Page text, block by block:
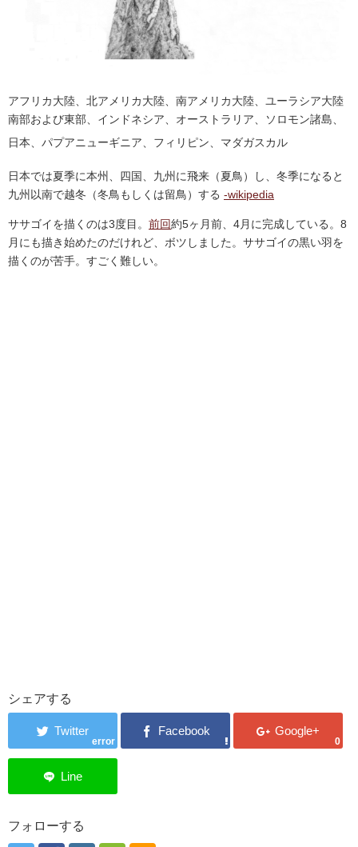
アフリカ大陸、北アメリカ大陸、南アメリカ大陸、ユーラシア大陸
南部および東部、インドネシア、オーストラリア、ソロモン諸島、
日本、パプアニューギニア、フィリピン、マダガスカル
日本では夏季に本州、四国、九州に飛来（夏鳥）し
、冬季になると
九州以南で越冬（冬鳥もしくは留鳥）する -wikipedia
ササゴイを描くのは3度目。 前回約5ヶ月前、4月に完成している。8
月にも描き始めたのだけれど、ボツしました。ササゴイの黒い羽を
描くのが苦手。すごく難しい。
シェアする
error 0
フォローする